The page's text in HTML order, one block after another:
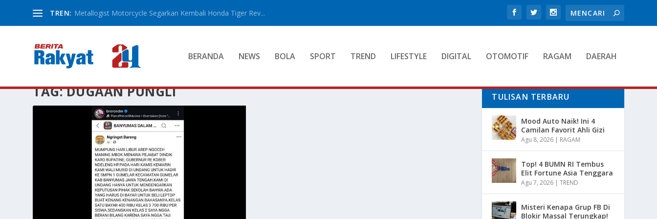
TREN: Metallogist Motorcycle Segarkan Kembali Honda Tiger Rev...
BERANDA NEWS BOLA SPORT TREND LIFESTYLE DIGITAL OTOMOTIF RAGAM DAERAH
TAG:DUGAAN PUNGLI TULISAN TERBARU
Mood Auto Naik! Ini 4
Camilan Favorit Ahli Gizi
Agu 8, 2026 | RAGAM
Top! 4 BUMN RI Tembus
Elit Fortune Asia Tenggara
Agu 7, 2026 |TREND
Misteri Kenapa Grup FB Di
Blokir Massal Terungkap!